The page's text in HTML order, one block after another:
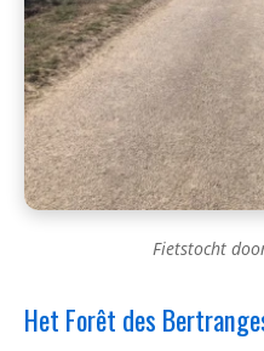
Fietstocht
Het Forêt des